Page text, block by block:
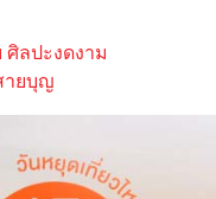
ศิลปะงดงาม
ายบุญ